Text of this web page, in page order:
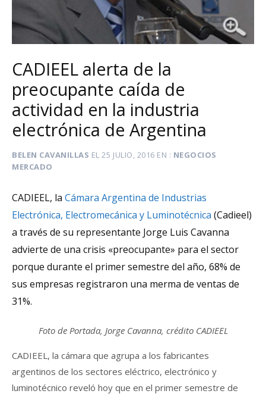
CADIEEL alerta de la
preocupante caída de
actividad en la industria
electrónica de Argentina
BELEN CAVANILLAS EL25 JULIO, 2016 EN
NEGOCIOS
MERCADO
CADIEEL, la Cámara Argentina de Industrias
Electrónica, Electromecánica y Luminotécnica (Cadieel)
a través de su representante Jorge Luis Cavanna
advierte de una crisis «preocupante» para el sector
porque durante el primer semestre del año, 68% de
sus empresas registraron una merma de ventas de
31%.
Foto de Portada, Jorge Cavanna, crédito CADIEEL
CADIEEL, la cámara que agrupa a los fabricantes
argentinos de los sectores eléctrico, electrónico y
luminotécnico reveló hoy que en el primer semestre de